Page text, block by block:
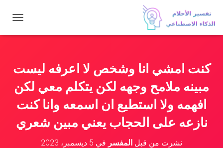
ب
ا
ت
ق
كنت امشي انا وشخص لا اعرفه ليست
مبينه ملامح وجهه لكن يتكلم معي لكن
افهمه ولا استطيع ان اسمعه وانا كنت
نازعه على الحجاب يعني مبين شعري
نشرت من قبل المفسر في 5 ديسمبر، 2023